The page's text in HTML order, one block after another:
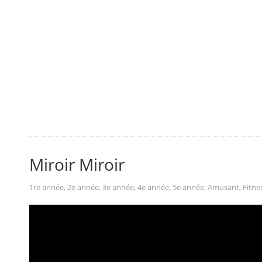
Miroir Miroir
1re année, 2e année, 3e année, 4e année, 5e année, Amusant,